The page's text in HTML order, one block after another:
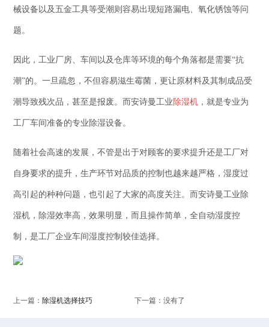
械设备以及五金工具等受潮则容易出现短路漏电、氧化锈蚀等问
题。
因此，工业厂房、车间以及仓库等环境的每个角落都是需要“抗
潮”的。一旦疏忽，不但容易滋生霉菌，更让原材料及其制成品受
潮导致残次品，甚至是报废。而安诗曼工业 除湿机 ，就是专业为
工厂车间准备的专业除湿设备。
随着社会高速的发展，不管是出于对顾客的要求提升还是工厂对
自身要求的提升，生产环节对品质的控制也越来越严格，湿度过
高引起的种种问题，也引起了大家的高度关注。而安诗曼工业除
湿机，除湿效率高，效果明显，而且操作简单，全自动湿度控
制，是工厂企业车间湿度控制较佳选择。
上一篇：除湿机选择技巧 下一篇：没有了